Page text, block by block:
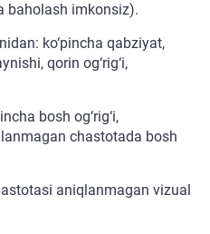
baholash imkonsiz).
ko‘pincha qabziyat,
qorin og‘rig‘i,
bosh og‘rig‘i,
chastotada bosh
aniqlanmagan vizual